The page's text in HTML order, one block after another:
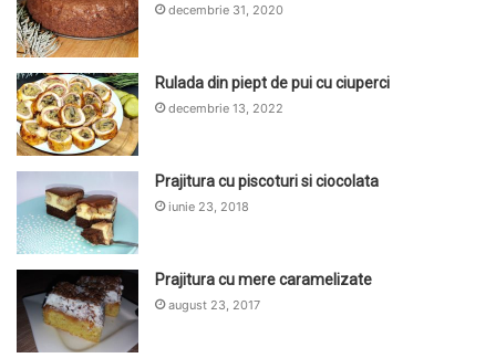
decembrie 31, 2020
Rulada din piept de pui cu ciuperci
decembrie 13, 2022
Prajitura cu piscoturi si ciocolata
iunie 23, 2018
Prajitura cu mere caramelizate
august 23, 2017